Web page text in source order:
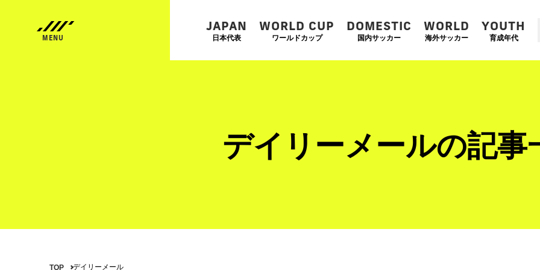
JAPAN
日本代表
WORLD CUP
ワールドカップ
DOMESTIC
国内サッカー
WORLD
海外サッカー
YOUTH
育成年代
デイリーメールの記事
TOP デイリーメール